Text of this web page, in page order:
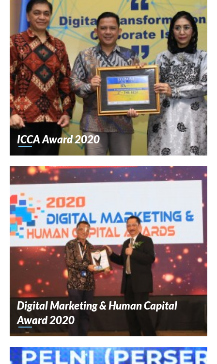
ICCA Award 2020
Digital Marketing & Human Capital
Award 2020